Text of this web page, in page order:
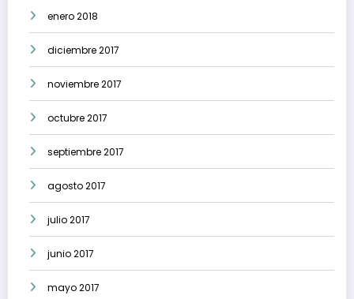
enero 2018
diciembre 2017
noviembre 2017
octubre 2017
septiembre 2017
agosto 2017
julio 2017
junio 2017
mayo 2017